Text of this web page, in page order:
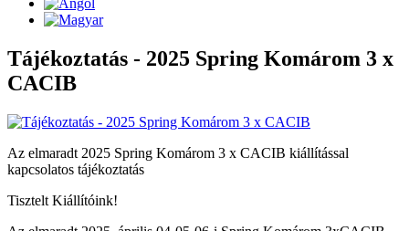
Tájékoztatás - 2025 Spring Komárom 3 x
CACIB
Az elmaradt 2025 Spring Komárom 3 x CACIB kiállítással
kapcsolatos tájékoztatás
Tisztelt Kiállítóink!